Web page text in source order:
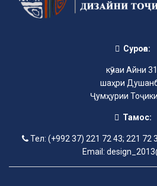
Суроға:
кӯчаи Айни
шаҳри
Ҷумҳурии
Тамос:
Тел: (+992 37) 221 72 43; 221 72
Email: